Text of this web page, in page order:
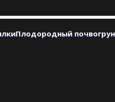
Плодородный